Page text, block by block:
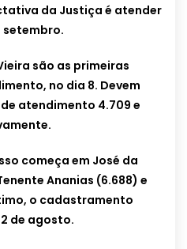
da Justiça é atender
setembro.
são as primeiras
no dia 8. Devem
atendimento 4.709 e
começa em José da
Ananias (6.688) e
o cadastramento
de agosto.